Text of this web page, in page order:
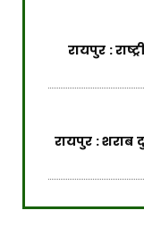
रायपुर :
रायपुर : शराब